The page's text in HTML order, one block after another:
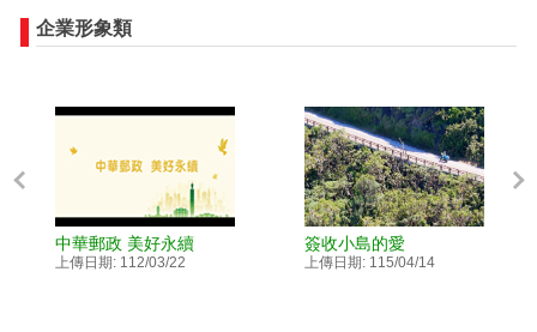
企業形象類
中華郵政 美好永續
上傳日期: 112/03/22
簽收小島的愛
上傳日期: 115/04/14